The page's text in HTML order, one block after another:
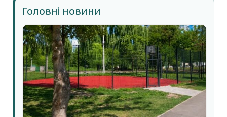
Головні новини